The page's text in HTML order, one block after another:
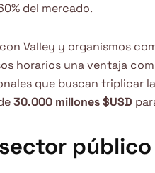
del mercado.
Valley y organismos
horarios una ventaja
que buscan triplicar
30.000 millones $USD
público